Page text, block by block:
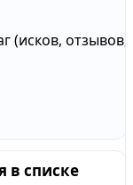
(исков, отзывов,
в списке